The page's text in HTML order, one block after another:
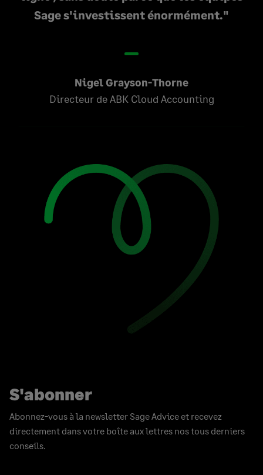
Sage s'investissent énormément.
Nigel Grayson-Thorne
Directeur de ABK Cloud Accounting
S'abonner
Abonnez-vous à la newsletter Sage Advice et recevez
directement dans votre boîte aux lettres nos tous derniers
conseils.